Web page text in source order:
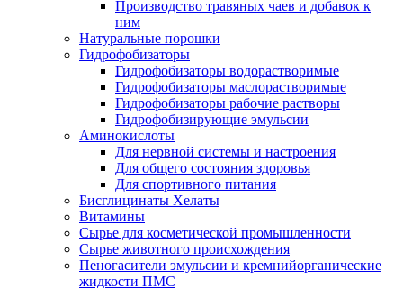
Производство травяных чаев и добавок к
ним
Натуральные порошки
Гидрофобизаторы
Гидрофобизаторы водорастворимые
Гидрофобизаторы маслорастворимые
Гидрофобизаторы рабочие растворы
Гидрофобизирующие эмульсии
Аминокислоты
Для нервной системы и настроения
Для общего состояния здоровья
Для спортивного питания
Бисглицинаты Хелаты
Витамины
Сырье для косметической промышленности
Сырье животного происхождения
Пеногасители эмульсии и кремнийорганические
жидкости ПМС